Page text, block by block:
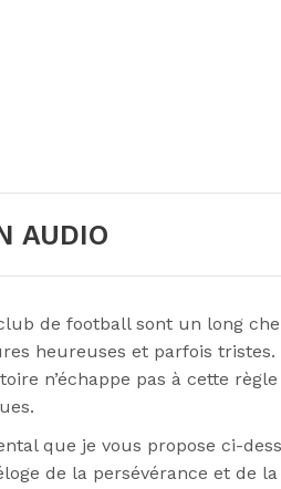
AUDIO
de football sont un long
heureuses et parfois
n’échappe pas à cette
que je vous propose ci-
de la persévérance et de